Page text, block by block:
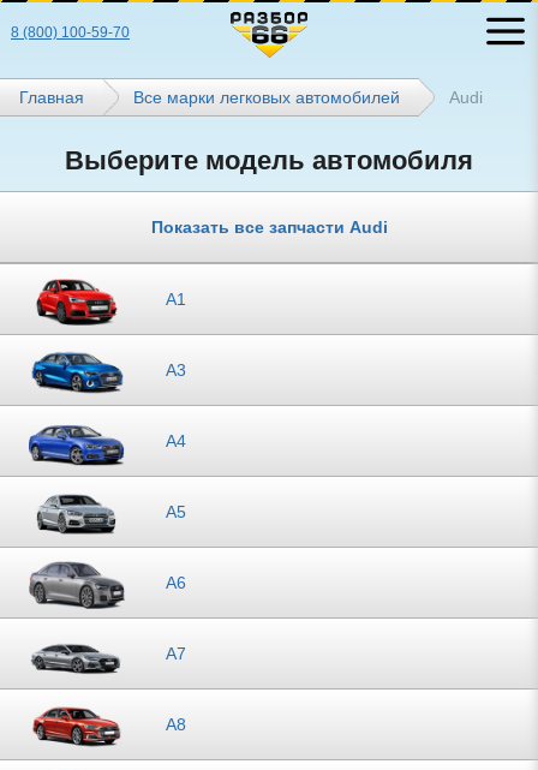
8 (800) 100-59-70
Главная Все марки легковых автомобилей Audi
Выберите модель автомобиля
Показать все запчасти Audi
A1
A3
A4
A5
A6
A7
A8